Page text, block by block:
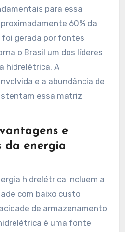
para essa
60% da
gerada por fontes
o Brasil um dos líderes
hidrelétrica. A
e a abundância de
essa matriz
e
da energia
hidrelétrica incluem a
com baixo custo
de armazenamento
é uma fonte